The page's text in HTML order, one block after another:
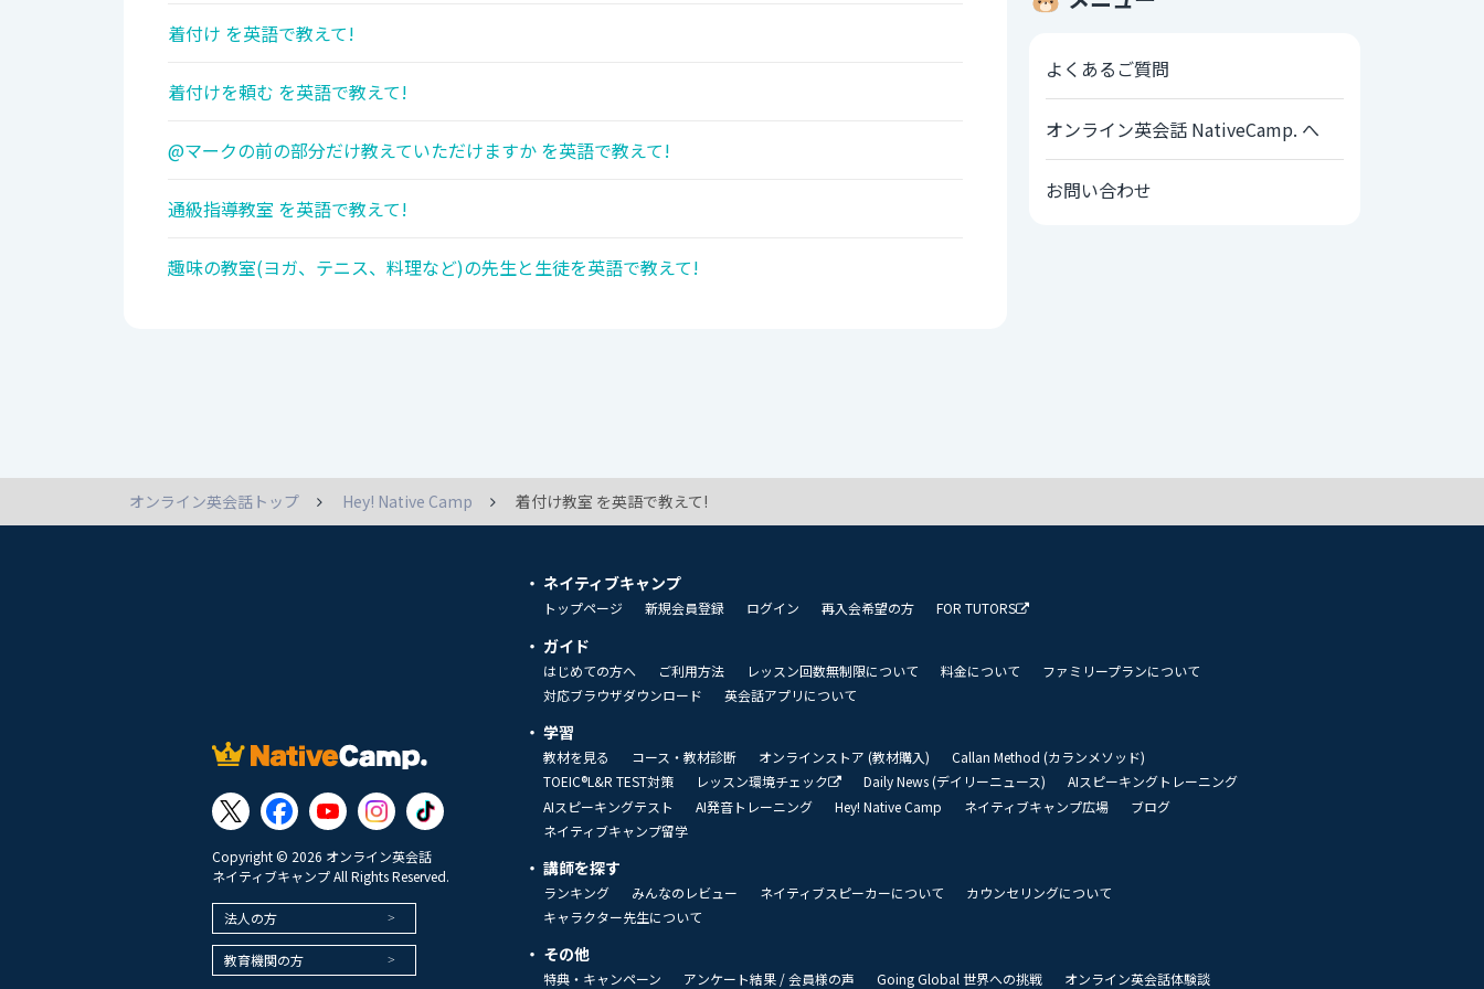
着付け を英語で教えて!
着付けを頼む を英語で教えて!
@マークの前の部分だけ教えていただけますか を英語で教えて!
通級指導教室 を英語で教えて!
趣味の教室(ヨガ、テニス、料理など)の先生と生徒を英語で教えて!
よくあるご質問
オンライン英会話 NativeCamp. へ
お問い合わせ
オンライン英会話トップ Hey! Native Camp 着付け教室 を英語で教えて!
Copyright © 2026 オンライン英会話
ネイティブキャンプ All Rights Reserved.
法人の方
教育機関の方
ネイティブキャンプ
トップページ 新規会員登録 ログイン 再入会希望の方 FOR TUTORS
ガイド
はじめての方へ ご利用方法 レッスン回数無制限について 料金について
ファミリープランについて
対応ブラウザダウンロード
英会話アプリについて
学習
教材を見る コース・教材診断 オンラインストア (教材購入)
Callan Method (カランメソッド)
TOEIC®L&R TEST対策
レッスン環境チェック Daily News (デイリーニュース)
AIスピーキングトレーニング
AIスピーキングテスト
AI発音トレーニング Hey! Native Camp ネイティブキャンプ広場
ブログ
ネイティブキャンプ留学
講師を探す
ランキング みんなのレビュー ネイティブスピーカーについて
カウンセリングについて
キャラクター先生について
その他
特典・キャンペーン アンケート結果 / 会員様の声 Going Global 世界への挑戦 オンライン英会話体験談